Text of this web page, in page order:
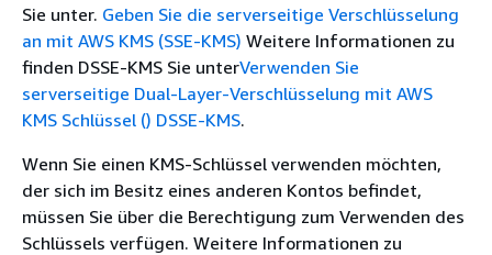
Sie unter. Geben Sie die serverseitige Verschlüsselung
an mit AWS KMS (SSE-KMS) Weitere Informationen zu
finden DSSE-KMS Sie unterVerwenden Sie
serverseitige Dual-Layer-Verschlüsselung mit AWS
KMS Schlüssel () DSSE-KMS.
Wenn Sie einen KMS-Schlüssel verwenden möchten,
der sich im Besitz eines anderen Kontos befindet,
müssen Sie über die Berechtigung zum Verwenden des
Schlüssels verfügen. Weitere Informationen zu